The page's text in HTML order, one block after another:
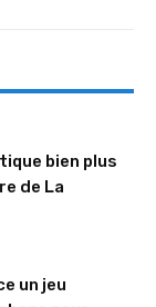
bien plus
de La
un jeu